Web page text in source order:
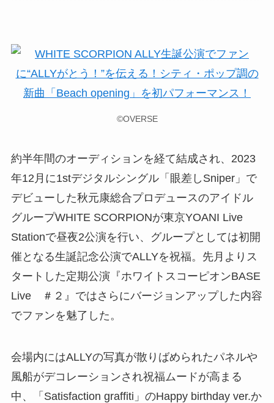
©OVERSE
約半年間のオーディションを経て結成され、2023
年12月に1stデジタルシングル「眼差しSniper」で
デビューした秋元康総合プロデュースのアイドル
グループWHITE SCORPIONが東京YOANI Live
Stationで昼夜2公演を行い、グループとしては初開
催となる生誕記念公演でALLYを祝福。先月よりス
タートした定期公演『ホワイトスコーピオンBASE
Live ＃２』ではさらにバージョンアップした内容
でファンを魅了した。
会場内にはALLYの写真が散りばめられたパネルや
風船がデコレーションされ祝福ムードが高まる
中、「Satisfaction graffiti」のHappy birthday ver.か